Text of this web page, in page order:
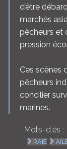
d’être
marchés
pêcheurs et
pression
Ces scènes
pêcheurs
concilier
marines.
Mots-clés :
RAIE